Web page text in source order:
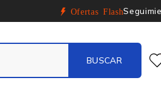
Ofertas Flash